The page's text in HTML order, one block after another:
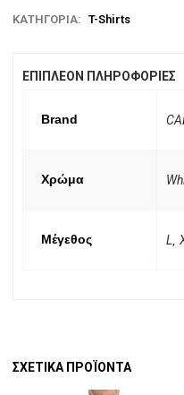
ΚΑΤΗΓΟΡΊΑ: T-Shirts
ΕΠΙΠΛΈΟΝ ΠΛΗΡΟΦΟΡΊΕΣ
Brand
Χρώμα
Μέγεθος L ,
ΣΧΕΤΙΚΆ ΠΡΟΪΌΝΤΑ